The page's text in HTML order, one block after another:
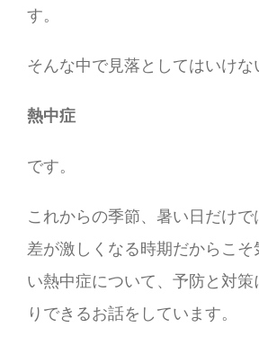
す。
そんな中で見落としてはいけな
熱中症
です。
これからの季節、暑い日だけ
差が激しくなる時期だからこそ
い熱中症について、予防と対
りできるお話をしています。